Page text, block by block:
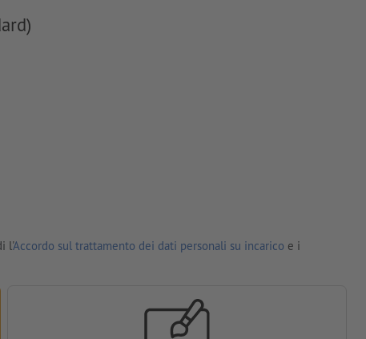
l'Accordo sul trattamento dei dati personali su incarico e i